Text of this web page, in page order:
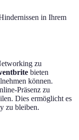
in Ihrem
zu
bieten
können.
Präsenz zu
Dies ermöglicht es
zu bleiben.